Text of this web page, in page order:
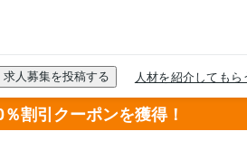
割引クーポンを獲得！